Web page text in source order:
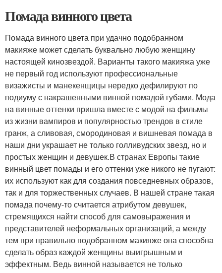
Помада винного цвета
Помада винного цвета при удачно подобранном
макияже может сделать буквально любую женщину
настоящей кинозвездой. Варианты такого макияжа уже
не первый год используют профессиональные
визажисты и манекенщицы нередко дефилируют по
подиуму с накрашенными винной помадой губами. Мода
на винные оттенки пришла вместе с модой на фильмы
из жизни вампиров и популярностью трендов в стиле
гранж, а сливовая, смородиновая и вишневая помада в
наши дни украшает не только голливудских звезд, но и
простых женщин и девушек.В странах Европы такие
винный цвет помады и его оттенки уже никого не пугают:
их используют как для создания повседневных образов,
так и для торжественных случаев. В нашей стране такая
помада почему-то считается атрибутом девушек,
стремящихся найти способ для самовыражения и
представителей неформальных организаций, а между
тем при правильно подобранном макияже она способна
сделать образ каждой женщины выигрышным и
эффектным. Ведь винной называется не только